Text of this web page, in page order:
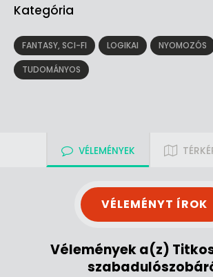
Kategória
FANTASY, SCI-FI LOGIKAI NYOMOZÓS
TUDOMÁNYOS
VÉLEMÉNYEK
VÉLEMÉNYT ÍROK
Vélemények a(z)